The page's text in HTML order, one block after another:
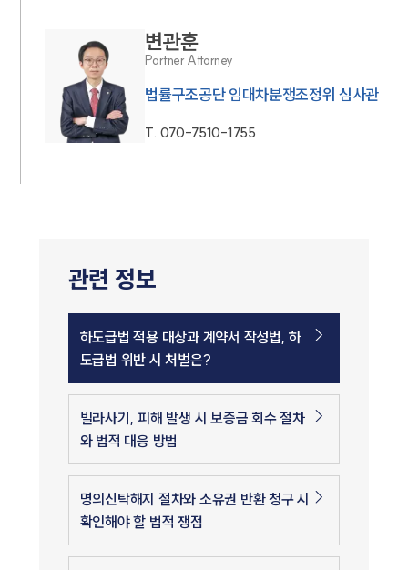
변관훈
Partner Attorney
법률구조공단 임대차분쟁조정위 심사관
T. 070-7510-1755
관련 정보
하도급법 적용 대상과 계약서 작성법, 하
도급법 위반 시 처벌은?
빌라사기, 피해 발생 시 보증금 회수 절차
와 법적 대응 방법
명의신탁해지 절차와 소유권 반환 청구 시
확인해야 할 법적 쟁점